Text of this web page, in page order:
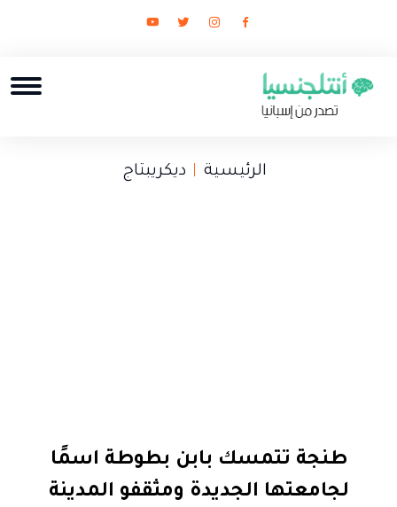
الرئيسية ديكريبتاج
طنجة تتمسك بابن بطوطة اسمًا
لجامعتها الجديدة ومثقفو المدينة